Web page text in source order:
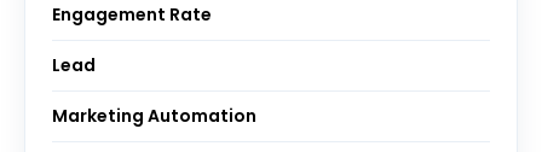
Engagement Rate
Lead
Marketing Automation